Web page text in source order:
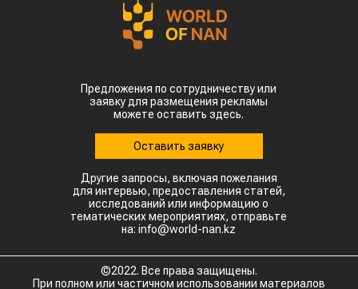
Предложения по сотрудничеству или
заявку для размещения рекламы
можете оставить здесь.
Оставить заявку
Другие запросы, включая пожелания
для интервью, предоставления статей,
исследований или информацию о
тематических мероприятиях, отправьте
на: info@world-nan.kz
©2022. Все права защищены.
При полном или частичном использовании материалов